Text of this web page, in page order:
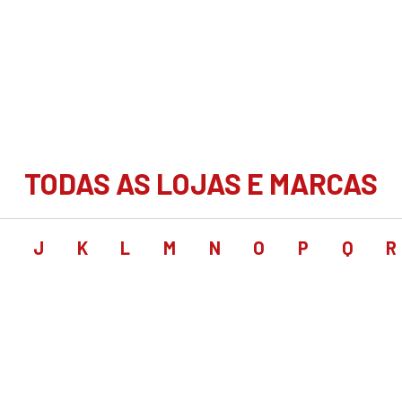
TODAS AS LOJAS E MARCAS
J K L M N O P Q R